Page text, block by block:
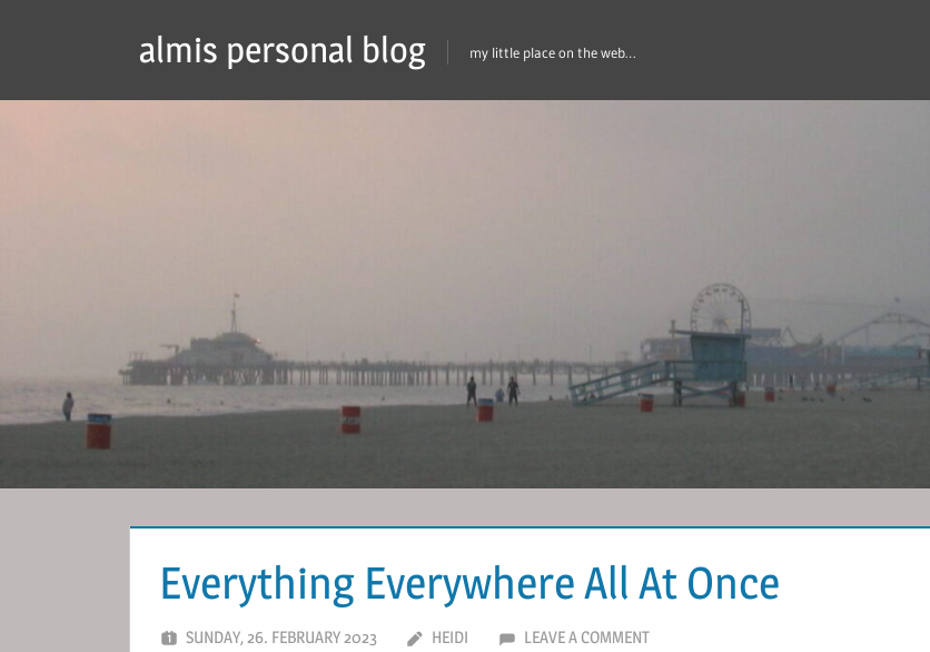
almis personal blog my little place on the web…
Everything Everywhere All At Once
SUNDAY, 26. FEBRUARY 2023 HEIDI LEAVE A COMMENT